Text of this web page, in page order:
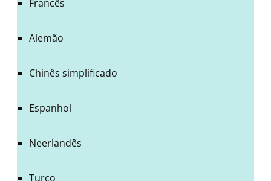
Francês
Alemão
Chinês simplificado
Espanhol
Neerlandês
Turco